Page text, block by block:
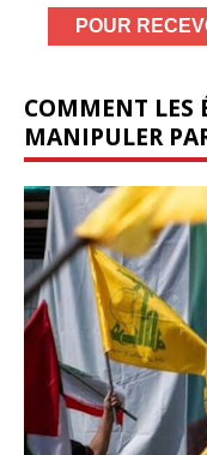
COMMENT LES
MANIPULER